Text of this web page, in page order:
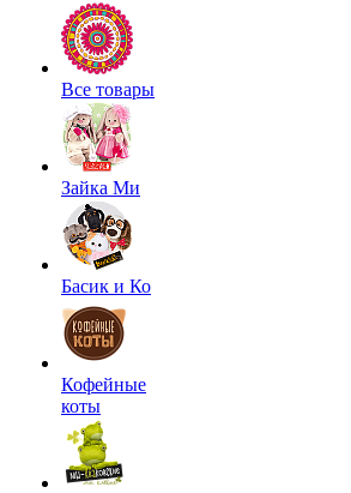
Все товары
Зайка Ми
Басик и Ко
Кофейные
коты